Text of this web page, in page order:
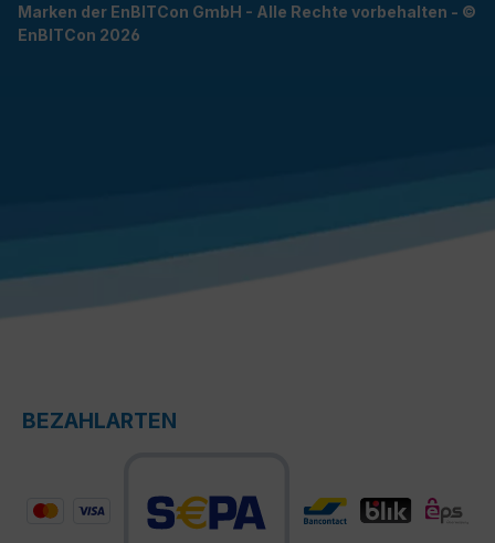
Marken der EnBITCon GmbH - Alle Rechte vorbehalten - ©
EnBITCon 2026
BEZAHLARTEN